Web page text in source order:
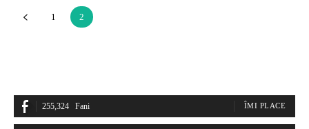
1 2
255,324 Fani ÎMI PLACE